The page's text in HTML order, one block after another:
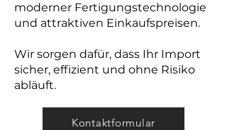
moderner Fertigungstechnologie
und attraktiven Einkaufspreisen.
Wir sorgen dafür, dass Ihr Import
sicher, effizient und ohne Risiko
abläuft.
Kontaktformular